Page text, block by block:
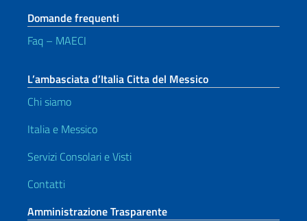
Domande frequenti
Faq – MAECI
L’ambasciata d’Italia Citta del Messico
Chi siamo
Italia e Messico
Servizi Consolari e Visti
Contatti
Amministrazione Trasparente